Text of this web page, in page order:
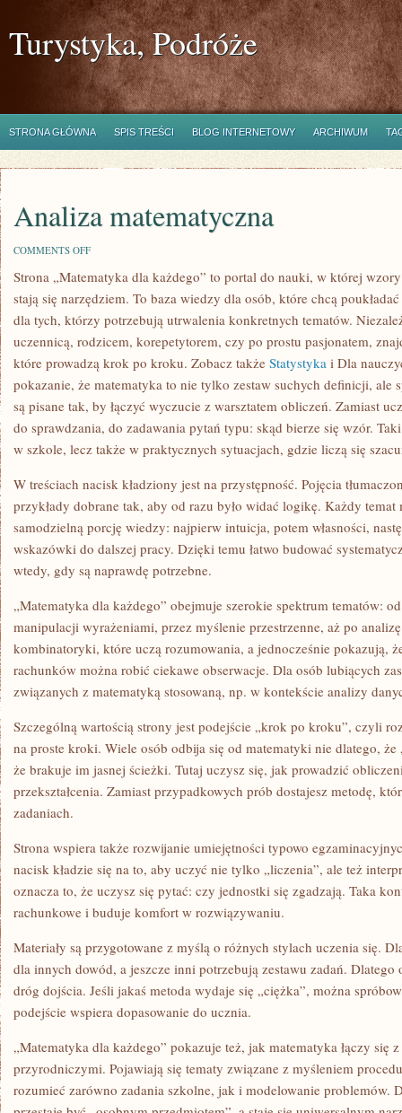
Turystyka, Podróże
STRONA GŁÓWNA SPIS TREŚCI BLOG INTERNETOWY ARCHIWUM
Analiza matematyczna
COMMENTS OFFON
MATEMATYCZNA
Strona „Matematyka dla każdego” to portal do nauki, w której
stają się narzędziem. To baza wiedzy dla osób, które chcą
dla tych, którzy potrzebują utrwalenia konkretnych tematów.
uczennicą, rodzicem, korepetytorem, czy po prostu pasjonatem,
które prowadzą krok po kroku. Zobacz także Statystyka i Dla
pokazanie, że matematyka to nie tylko zestaw suchych definicji, ale
są pisane tak, by łączyć wyczucie z warsztatem obliczeń. Zamiast
do sprawdzania, do zadawania pytań typu: skąd bierze się wzór.
w szkole, lecz także w praktycznych sytuacjach, gdzie liczą się
W treściach nacisk kładziony jest na przystępność. Pojęcia
przykłady dobrane tak, aby od razu było widać logikę. Każdy
samodzielną porcję wiedzy: najpierw intuicja, potem własności,
wskazówki do dalszej pracy. Dzięki temu łatwo budować
wtedy, gdy są naprawdę potrzebne.
„Matematyka dla każdego” obejmuje szerokie spektrum tematów:
manipulacji wyrażeniami, przez myślenie przestrzenne, aż po
kombinatoryki, które uczą rozumowania, a jednocześnie pokazują,
rachunków można robić ciekawe obserwacje. Dla osób lubiących
związanych z matematyką stosowaną, np. w kontekście analizy
Szczególną wartością strony jest podejście „krok po kroku”, czyli
na proste kroki. Wiele osób odbija się od matematyki nie dlatego, że
że brakuje im jasnej ścieżki. Tutaj uczysz się, jak prowadzić
przekształcenia. Zamiast przypadkowych prób dostajesz metodę,
zadaniach.
Strona wspiera także rozwijanie umiejętności typowo
nacisk kładzie się na to, aby uczyć nie tylko „liczenia”, ale też
oznacza to, że uczysz się pytać: czy jednostki się zgadzają. Taka
rachunkowe i buduje komfort w rozwiązywaniu.
Materiały są przygotowane z myślą o różnych stylach uczenia się.
dla innych dowód, a jeszcze inni potrzebują zestawu zadań.
dróg dojścia. Jeśli jakaś metoda wydaje się „ciężka”, można
podejście wspiera dopasowanie do ucznia.
„Matematyka dla każdego” pokazuje też, jak matematyka łączy się
przyrodniczymi. Pojawiają się tematy związane z myśleniem
rozumieć zarówno zadania szkolne, jak i modelowanie problemów.